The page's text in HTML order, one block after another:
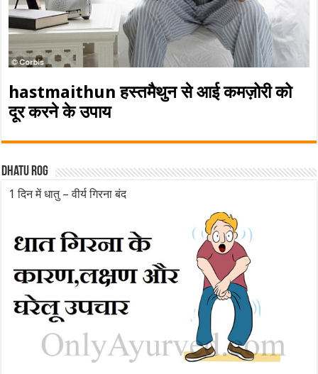
hastmaithun हस्तमैथुन से आई कमज़ोरी को
दूर करने के उपाय
Dhatu rog
1 दिन में धातु – वीर्य गिरना बंद